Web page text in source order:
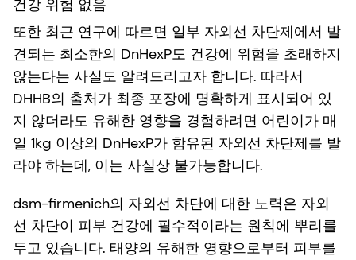
건강 위험 없음
또한 최근 연구에 따르면 일부 자외선 차단제에서 발
견되는 최소한의 DnHexP도 건강에 위험을 초래하지
않는다는 사실도 알려드리고자 합니다. 따라서
DHHB의 출처가 최종 포장에 명확하게 표시되어 있
지 않더라도 유해한 영향을 경험하려면 어린이가 매
일 1kg 이상의 DnHexP가 함유된 자외선 차단제를 발
라야 하는데, 이는 사실상 불가능합니다.
dsm-firmenich의 자외선 차단에 대한 노력은 자외
선 차단이 피부 건강에 필수적이라는 원칙에 뿌리를
두고 있습니다. 태양의 유해한 영향으로부터 피부를